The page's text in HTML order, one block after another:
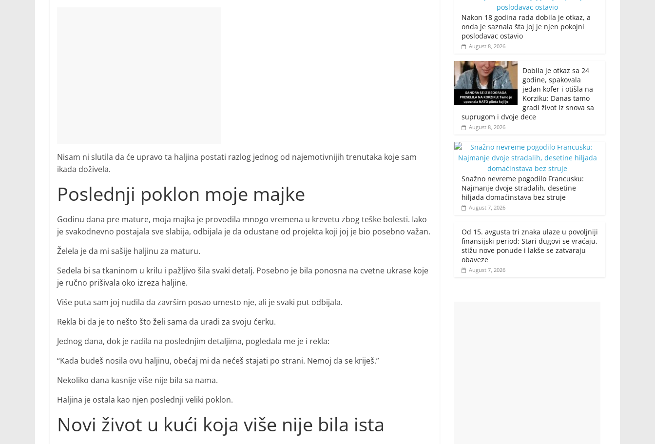
Nisam ni slutila da će upravo ta haljina postati razlog jednog od najemotivnijih trenutaka koje sam
ikada doživela.
Poslednji poklon moje majke
Godinu dana pre mature, moja majka je provodila mnogo vremena u krevetu zbog teške bolesti. Iako
je svakodnevno postajala sve slabija, odbijala je da odustane od projekta koji joj je bio posebno važan.
Želela je da mi sašije haljinu za maturu.
Sedela bi sa tkaninom u krilu i pažljivo šila svaki detalj. Posebno je bila ponosna na cvetne ukrase koje
je ručno prišivala oko izreza haljine.
Više puta sam joj nudila da završim posao umesto nje, ali je svaki put odbijala.
Rekla bi da je to nešto što želi sama da uradi za svoju ćerku.
Jednog dana, dok je radila na poslednjim detaljima, pogledala me je i rekla:
“Kada budeš nosila ovu haljinu, obećaj mi da nećeš stajati po strani. Nemoj da se kriješ.”
Nekoliko dana kasnije više nije bila sa nama.
Haljina je ostala kao njen poslednji veliki poklon.
Novi život u kući koja više nije bila ista
Nakon 18 godina rada dobila je otkaz, a
onda je saznala šta joj je njen pokojni
poslodavac ostavio
August 8, 2026
Dobila je otkaz sa 24
godine, spakovala
jedan kofer i otišla na
Korziku: Danas tamo
gradi život iz snova sa
suprugom i dvoje dece
August 8, 2026
Snažno nevreme pogodilo Francusku:
Najmanje dvoje stradalih, desetine
hiljada domaćinstava bez struje
August 7, 2026
Od 15. avgusta tri znaka ulaze u povoljniji
finansijski period: Stari dugovi se vraćaju,
stižu nove ponude i lakše se zatvaraju
obaveze
August 7, 2026